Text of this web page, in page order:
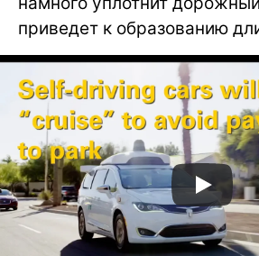
приведет к образованию